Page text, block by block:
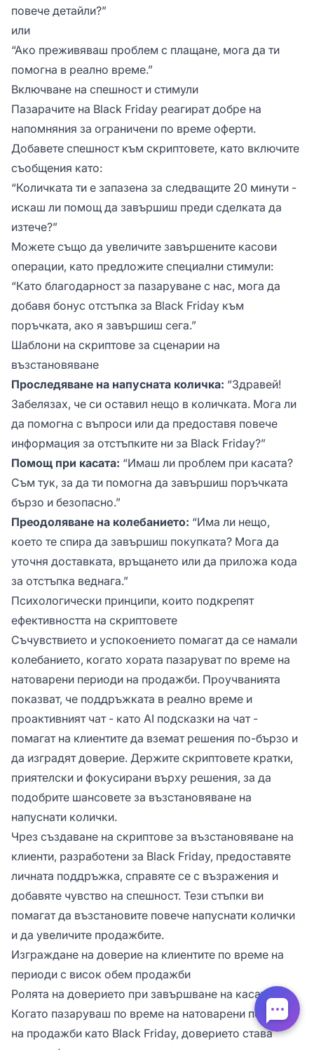
повече детайли?”
или
“Ако преживяваш проблем с плащане, мога да ти
помогна в реално време.”
Включване на спешност и стимули
Пазарачите на Black Friday реагират добре на
напомняния за ограничени по време оферти.
Добавете спешност към скриптовете, като включите
съобщения като:
“Количката ти е запазена за следващите 20 минути -
искаш ли помощ да завършиш преди сделката да
изтече?”
Можете също да увеличите завършените касови
операции, като предложите специални стимули:
“Като благодарност за пазаруване с нас, мога да
добавя бонус отстъпка за Black Friday към
поръчката, ако я завършиш сега.”
Шаблони на скриптове за сценарии на
възстановяване
Проследяване на напусната количка: “Здравей!
Забелязах, че си оставил нещо в количката. Мога ли
да помогна с въпроси или да предоставя повече
информация за отстъпките ни за Black Friday?”
Помощ при касата: “Имаш ли проблем при касата?
Съм тук, за да ти помогна да завършиш поръчката
бързо и безопасно.”
Преодоляване на колебанието: “Има ли нещо,
което те спира да завършиш покупката? Мога да
уточня доставката, връщането или да приложа кода
за отстъпка веднага.”
Психологически принципи, които подкрепят
ефективността на скриптовете
Съчувствието и успокоението помагат да се намали
колебанието, когато хората пазаруват по време на
натоварени периоди на продажби. Проучванията
показват, че поддръжката в реално време и
проактивният чат - като AI подсказки на чат -
помагат на клиентите да вземат решения по-бързо и
да изградят доверие. Держите скриптовете кратки,
приятелски и фокусирани върху решения, за да
подобрите шансовете за възстановяване на
напуснати колички.
Чрез създаване на скриптове за възстановяване на
клиенти, разработени за Black Friday, предоставяте
личната поддръжка, справяте се с възражения и
добавяте чувство на спешност. Тези стъпки ви
помагат да възстановите повече напуснати колички
и да увеличите продажбите.
Изграждане на доверие на клиентите по време на
периоди с висок обем продажби
Ролята на доверието при завършване на касата
Когато пазаруваш по време на натоварени периоди
на продажби като Black Friday, доверието става